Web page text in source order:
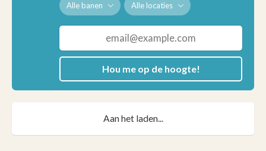
Alle banen Alle locaties
Hou me op de hoogte!
Aan het laden...